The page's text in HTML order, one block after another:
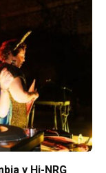
y Hi-NRG